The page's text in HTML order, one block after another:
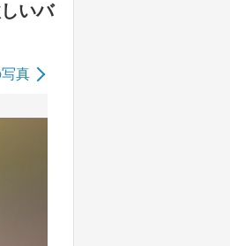
いバ
真